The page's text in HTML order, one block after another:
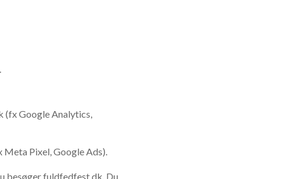
(fx Google Analytics,
Pixel, Google Ads).
besøgerfuldfedfest.dk. Du